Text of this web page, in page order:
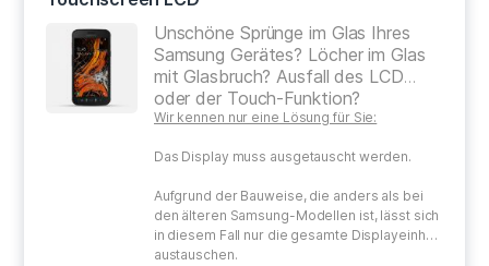
Unschöne Sprünge im Glas Ihres
Samsung Gerätes? Löcher im Glas
mit Glasbruch? Ausfall des LCD
oder der Touch-Funktion?
Wir kennen nur eine Lösung für Sie:
Das Display muss ausgetauscht werden.
Aufgrund der Bauweise, die anders als bei
den älteren Samsung-Modellen ist, lässt sich
in diesem Fall nur die gesamte Displayeinheit
austauschen.